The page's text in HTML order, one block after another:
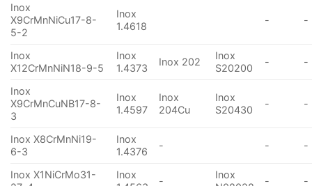
Inox
X9CrMnNiCu17-8-
5-2
Inox
1.4618
- -
Inox
X12CrMnNiN18-9-5
Inox
1.4373
Inox 202
Inox
S20200
- -
Inox
X9CrMnCuNB17-8-
3
Inox
1.4597
Inox
204Cu
Inox
S20430
- -
Inox X8CrMnNi19-
6-3
Inox
1.4376
- - -
Inox X1NiCrMo31-
Inox
-
Inox
- -